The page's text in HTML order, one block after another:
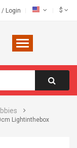
/ Login $
Lightinthebox